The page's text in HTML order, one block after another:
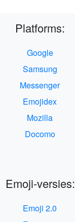
Platforms:
Google
Samsung
Messenger
Emojidex
Mozilla
Docomo
Emoji-versies:
Emoji 2.0